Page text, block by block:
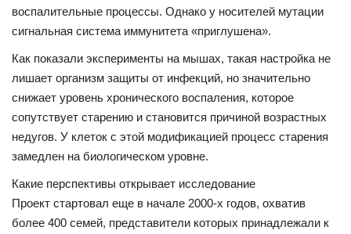
Погода
ЗДОРОВЬЕ
АНОНСЫ
КУЛЬТУРА
ИСТОРИЯ
воспалительные процессы. Однако у носителей мутации
сигнальная система иммунитета «приглушена».
Как показали эксперименты на мышах, такая настройка не
лишает организм защиты от инфекций, но значительно
снижает уровень хронического воспаления, которое
сопутствует старению и становится причиной возрастных
недугов. У клеток с этой модификацией процесс старения
замедлен на биологическом уровне.
Какие перспективы открывает исследование
Проект стартовал еще в начале 2000-х годов, охватив
более 400 семей, представители которых принадлежали к